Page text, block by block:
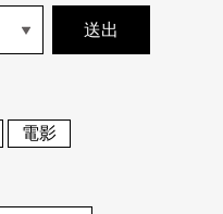
English
登入/註冊
電影